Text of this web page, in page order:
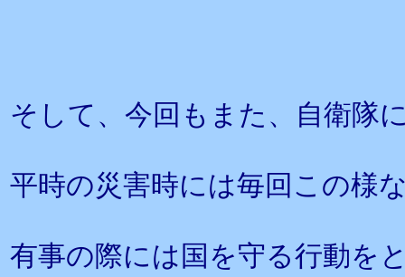
そして、今回もまた、自衛隊
平時の災害時には毎回この様
有事の際には国を守る行動を